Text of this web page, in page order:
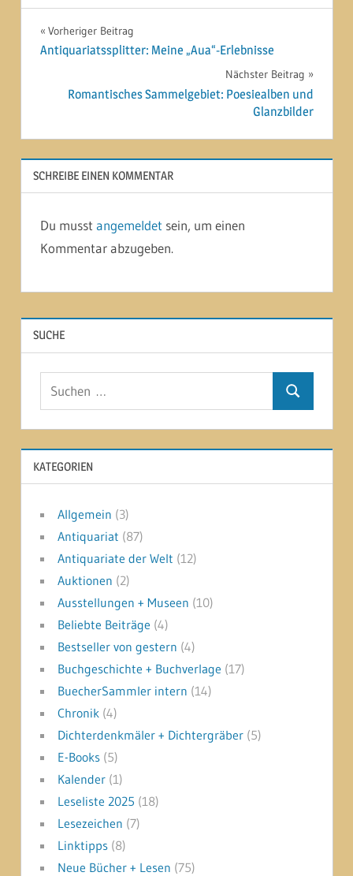
Beitragsnavigation
Vorheriger Beitrag
Antiquariatssplitter: Meine „Aua“-Erlebnisse
Nächster Beitrag
Romantisches Sammelgebiet: Poesiealben und
Glanzbilder
SCHREIBE EINEN KOMMENTAR
Du musst angemeldet sein, um einen
Kommentar abzugeben.
SUCHE
Suchen
KATEGORIEN
Allgemein (3)
Antiquariat (87)
Antiquariate der Welt (12)
Auktionen (2)
Ausstellungen + Museen (10)
Beliebte Beiträge (4)
Bestseller von gestern (4)
Buchgeschichte + Buchverlage (17)
BuecherSammler intern (14)
Chronik(4)
Dichterdenkmäler + Dichtergräber(5)
E-Books(5)
Kalender(1)
Leseliste 2025 (18)
Lesezeichen (7)
Linktipps(8)
Neue Bücher + Lesen (75)